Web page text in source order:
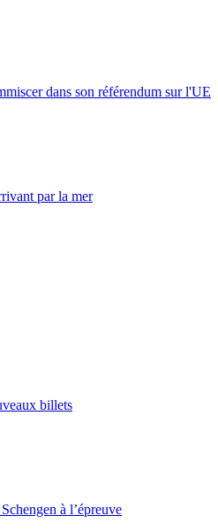
dans son référendum sur l'UE
par la mer
billets
à l’épreuve